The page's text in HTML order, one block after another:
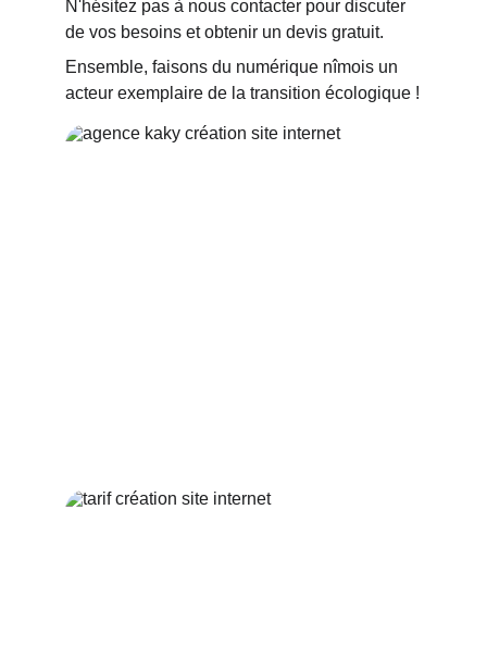
N'hésitez pas à nous contacter pour discuter
de vos besoins et obtenir un devis gratuit.
Ensemble, faisons du numérique nîmois un
acteur exemplaire de la transition écologique !